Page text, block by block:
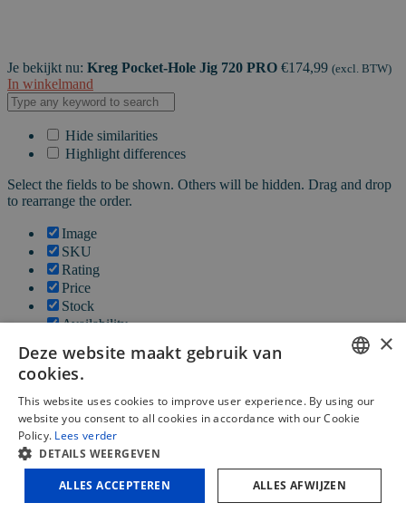
Je bekijkt nu: Kreg Pocket-Hole Jig 720 PRO €174,99 (excl. BTW)
In winkelmand
Hide similarities
Highlight differences
Select the fields to be shown. Others will be hidden. Drag and drop
to rearrange the order.
Image
SKU
Rating
Price
Stock
Availability
Description
Content
Weight
Dimensions
Additional information
Click outside to hide the comparison bar
FRENCH
×
Deze website maakt gebruik van
cookies.
This website uses cookies to improve user experience. By using our
website you consent to all cookies in accordance with our Cookie
Policy. Lees verder
DETAILS WEERGEVEN
ALLES ACCEPTEREN ALLES AFWIJZEN